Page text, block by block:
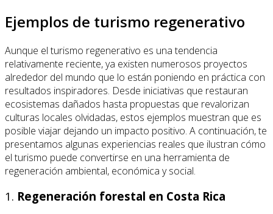
Ejemplos de turismo regenerativo
Aunque el turismo regenerativo es una tendencia
relativamente reciente, ya existen numerosos proyectos
alrededor del mundo que lo están poniendo en práctica con
resultados inspiradores. Desde iniciativas que restauran
ecosistemas dañados hasta propuestas que revalorizan
culturas locales olvidadas, estos ejemplos muestran que es
posible viajar dejando un impacto positivo. A continuación, te
presentamos algunas experiencias reales que ilustran cómo
el turismo puede convertirse en una herramienta de
regeneración ambiental, económica y social.
1. Regeneración forestal en Costa Rica